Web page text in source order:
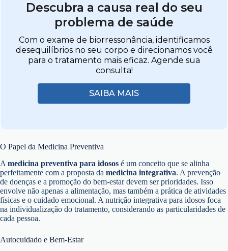
Descubra a causa real do seu
problema de saúde
Com o exame de biorressonância, identificamos
desequilíbrios no seu corpo e direcionamos você
para o tratamento mais eficaz. Agende sua
consulta!
SAIBA MAIS
O Papel da Medicina Preventiva
A medicina preventiva para idosos é um conceito que se alinha
perfeitamente com a proposta da medicina integrativa. A prevenção
de doenças e a promoção do bem-estar devem ser prioridades. Isso
envolve não apenas a alimentação, mas também a prática de atividades
físicas e o cuidado emocional. A nutrição integrativa para idosos foca
na individualização do tratamento, considerando as particularidades de
cada pessoa.
Autocuidado e Bem-Estar